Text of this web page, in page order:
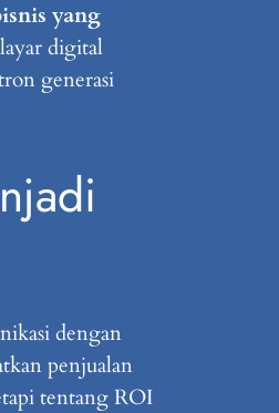
yang
digital
generasi
dengan
penjualan
tentang ROI